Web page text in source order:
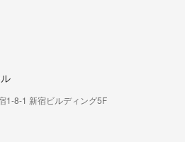
1-8-1 新宿ビルディング5F